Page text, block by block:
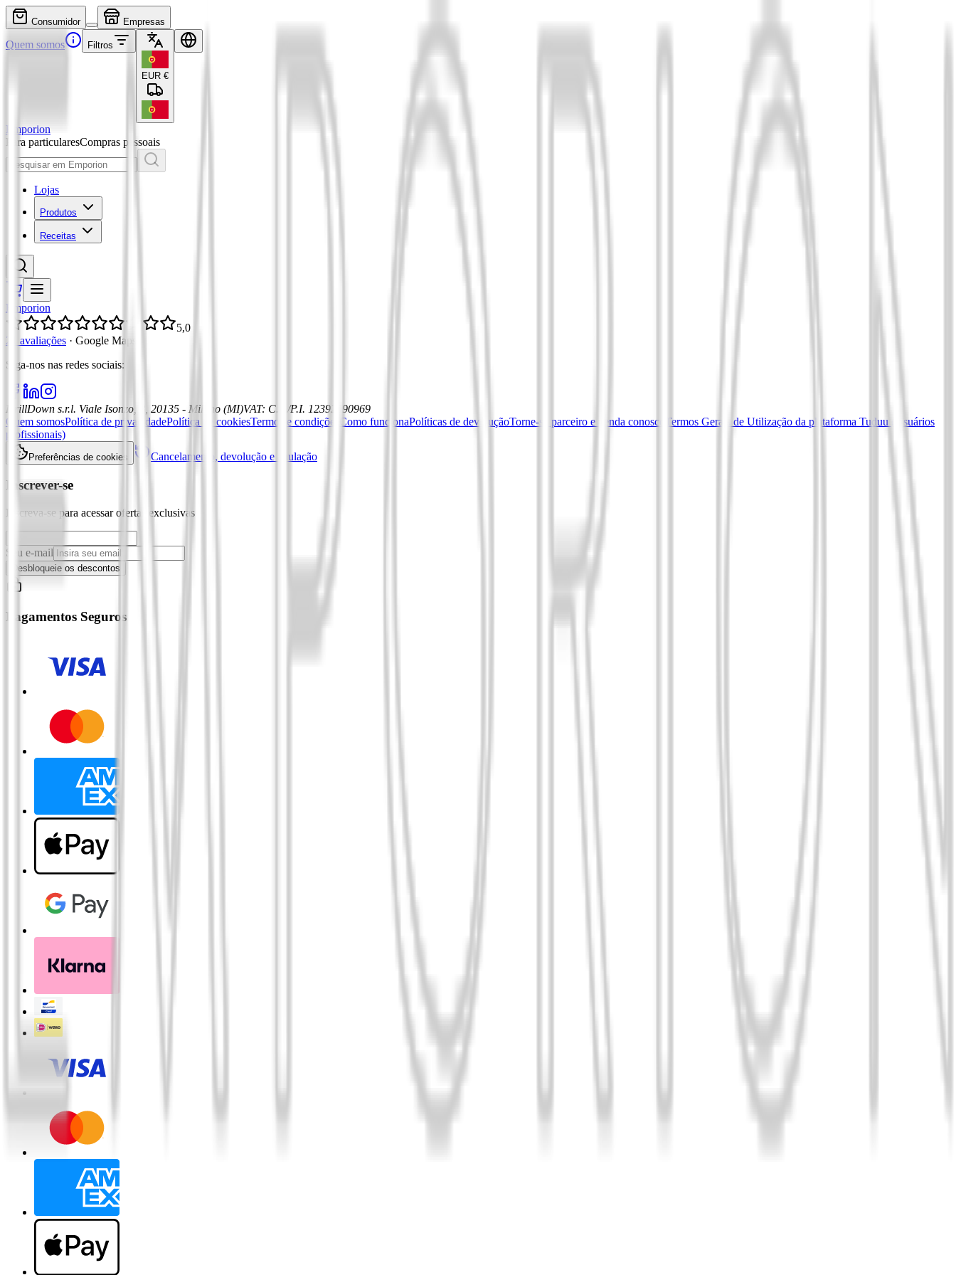
Consumidor Empresas
Quem somos Filtros
EUR €
Emporion
Para particularesCompras pessoais
Lojas
Produtos
Receitas
Emporion
5,0
21 avaliações · Google Maps
Siga-nos nas redes sociais:
DrillDown s.r.l. Viale Isonzo, 8, 20135 - Milano (MI)VAT: C.F./P.I. 12392590969
Quem somosPolítica de privacidadePolítica de cookiesTermos e condições Como funcionaPolíticas de devoluçãoTorne-se parceiro e venda conosco
Termos Gerais de Utilização da plataforma Tuduu (Usuários
profissionais)
Preferências de cookies Cancelamento, devolução e anulação
Inscrever-se
Inscreva-se para acessar ofertas exclusivas
Seu e-mail
Desbloqueie os descontos
Pagamentos Seguros